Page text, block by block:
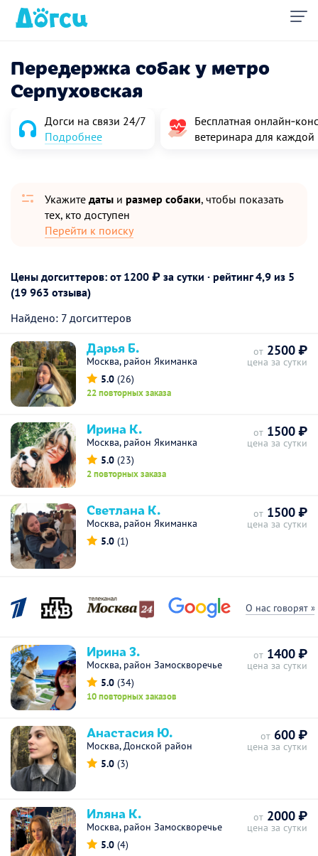
Передержка собак у метро
Серпуховская
Догси на связи 24/7
Подробнее
Бесплатная
ветеринара для
Укажите даты и размер собаки, чтобы показать
тех, кто доступен
Перейти к поиску
Цены догситтеров: от 1200 ₽ за сутки · рейтинг4,9 из 5
(19 963 отзыва)
Найдено: 7 догситтеров
Дарья Б.
Москва, район Якиманка
5.0 (26)
22 повторных заказа
от 2500 ₽
цена за сутки
Ирина К.
Москва, район Якиманка
5.0 (23)
2 повторных заказа
от 1500 ₽
цена за сутки
Светлана К.
Москва, район Якиманка
5.0 (1)
от 1500 ₽
цена за сутки
О нас говорят »
Ирина З.
Москва, район Замоскворечье
5.0 (34)
10 повторных заказов
от 1400 ₽
цена за сутки
Анастасия Ю.
Москва, Донской район
5.0 (3)
от 600 ₽
цена за сутки
Иляна К.
Москва, район Замоскворечье
5.0 (4)
от 2000 ₽
цена за сутки